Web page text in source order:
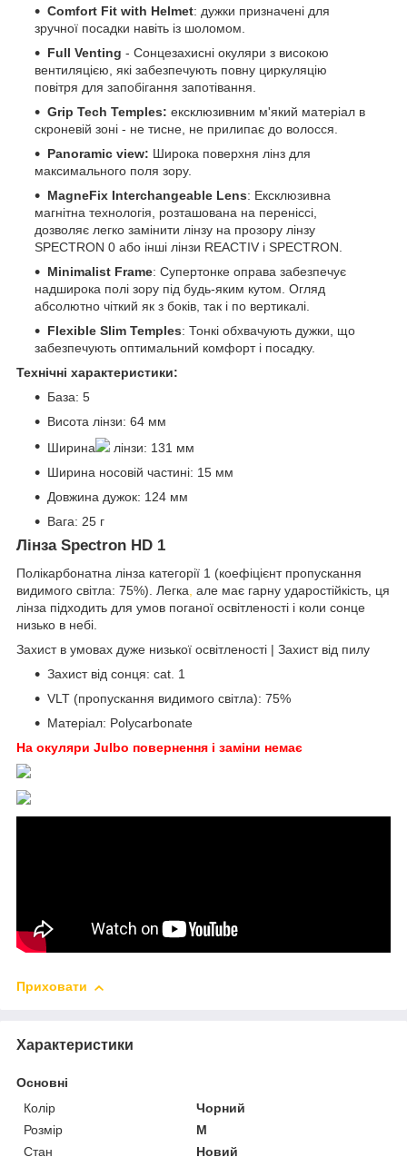
Comfort Fit with Helmet: дужки призначені для
зручної посадки навіть із шоломом.
Full Venting - Сонцезахисні окуляри з високою
вентиляцією, які забезпечують повну циркуляцію
повітря для запобігання запотівання.
Grip Tech Temples: ексклюзивним м'який матеріал в
скроневій зоні - не тисне, не прилипає до волосся.
Panoramic view: Широка поверхня лінз для
максимального поля зору.
MagneFix Interchangeable Lens: Ексклюзивна
магнітна технологія, розташована на переніссі,
дозволяє легко замінити лінзу на прозору лінзу
SPECTRON 0 або інші лінзи REACTIV і SPECTRON.
Minimalist Frame: Супертонке оправа забезпечує
надширока полі зору під будь-яким кутом. Огляд
абсолютно чіткий як з боків, так і по вертикалі.
Flexible Slim Temples: Тонкі обхвачують дужки, що
забезпечують оптимальний комфорт і посадку.
Технічні характеристики:
База: 5
Висота лінзи: 64 мм
Ширина
лінзи: 131 мм
Ширина носовій частині: 15 мм
Довжина дужок: 124 мм
Вага: 25 г
Лінза Spectron HD 1
Полікарбонатна лінза категорії 1 (коефіцієнт пропускання
видимого світла: 75%). Легка, але має гарну ударостійкість, ця
лінза підходить для умов поганої освітленості і коли сонце
низько в небі.
Захист в умовах дуже низької освітленості | Захист від пилу
Захист від сонця: cat. 1
VLT (пропускання видимого світла): 75%
Матеріал: Polycarbonate
На окуляри Julbo повернення і заміни немає
Приховати
Характеристики
Основні
Колір
Чорний
Розмір
M
Стан
Новий